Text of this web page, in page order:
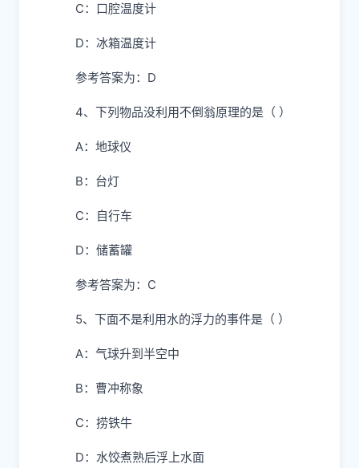
C：口腔温度计
D：冰箱温度计
参考答案为：D
4、下列物品没利用不倒翁原理的是（ ）
A：地球仪
B：台灯
C：自行车
D：储蓄罐
参考答案为：C
5、下面不是利用水的浮力的事件是（ ）
A：气球升到半空中
B：曹冲称象
C：捞铁牛
D：水饺煮熟后浮上水面